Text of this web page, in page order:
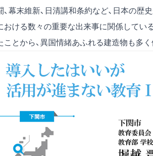
、幕末維新、日清講和条約など、日本の
おける数々の重要な出来事に関係してい
ことから、異国情緒あふれる建造物も多く